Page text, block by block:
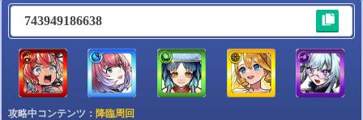
743949186638
攻略中コンテンツ： 降臨周回